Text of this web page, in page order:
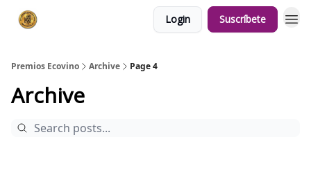
Login Suscríbete
Premios Ecovino Archive Page 4
Archive